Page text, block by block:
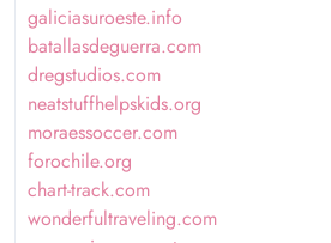
galiciasuroeste.info
batallasdeguerra.com
dregstudios.com
neatstuffhelpskids.org
moraessoccer.com
forochile.org
chart-track.com
wonderfultraveling.com